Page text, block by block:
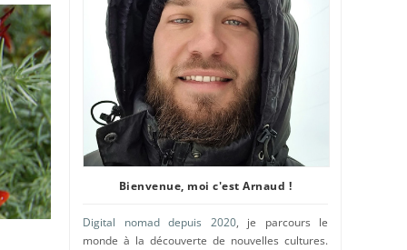
Bienvenue, moi c'est Arnaud !
Digital nomad depuis 2020, je parcours le
monde à la découverte de nouvelles cultures.